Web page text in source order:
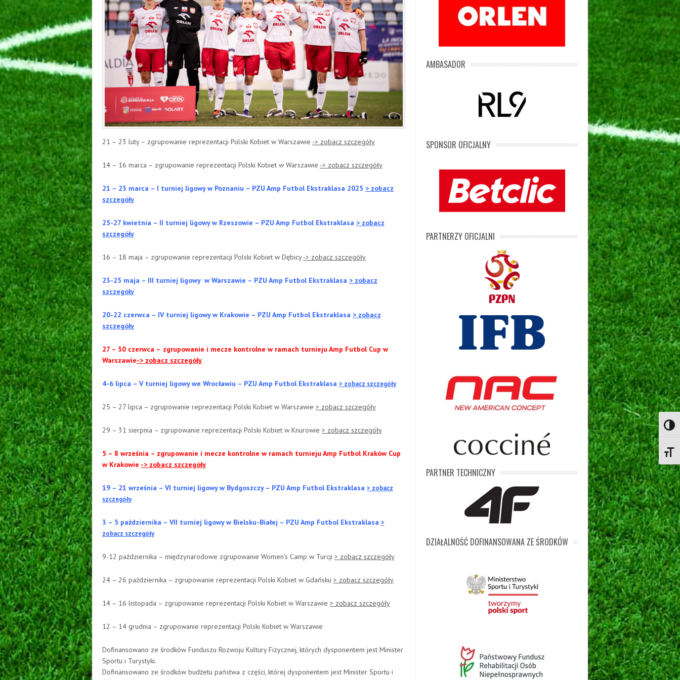
21 – 23 luty – zgrupowanie reprezentacji Polski Kobiet w Warszawie -> zobacz szczegóły
14 – 16 marca – zgrupowanie reprezentacji Polski Kobiet w Warszawie -> zobacz szczegóły
21 – 23 marca – I turniej ligowy w Poznaniu – PZU Amp Futbol Ekstraklasa 2025 > zobacz
szczegóły
25-27 kwietnia – II turniej ligowy w Rzeszowie – PZU Amp Futbol Ekstraklasa > zobacz
szczegóły
16 – 18 maja – zgrupowanie reprezentacji Polski Kobiet w Dębicy-> zobacz szczegóły
23-25 maja – III turniej ligowy w Warszawie – PZU Amp Futbol Ekstraklasa > zobacz
szczegóły
20-22 czerwca – IV turniej ligowy w Krakowie – PZU Amp Futbol Ekstraklasa > zobacz
szczegóły
27 – 30 czerwca – zgrupowanie i mecze kontrolne w ramach turnieju Amp Futbol Cup w
Warszawie-> zobacz szczegóły
4-6 lipca – V turniej ligowy we Wrocławiu – PZU Amp Futbol Ekstraklasa > zobacz szczegóły
25 – 27 lipca – zgrupowanie reprezentacji Polski Kobiet w Warszawie > zobacz szczegóły
29 – 31 sierpnia – zgrupowanie reprezentacji Polski Kobiet w Knurowie > zobacz szczegóły
5 – 8 września – zgrupowanie i mecze kontrolne w ramach turnieju Amp Futbol Kraków Cup
w Krakowie -> zobacz szczegóły
19 – 21 września – VI turniej ligowy w Bydgoszczy – PZU Amp Futbol Ekstraklasa > zobacz
szczegóły
3 – 5 października – VII turniej ligowy w Bielsku-Białej – PZU Amp Futbol Ekstraklasa >
zobacz szczegóły
9-12 października – międzynarodowe zgrupowanie Women’s Camp w Turcji > zobacz szczegóły
24 – 26 października – zgrupowanie reprezentacji Polski Kobiet w Gdańsku > zobacz szczegóły
14 – 16 listopada – zgrupowanie reprezentacji Polski Kobiet w Warszawie > zobacz szczegóły
12 – 14 grudnia – zgrupowanie reprezentacji Polski Kobiet w Warszawie
Dofinansowano ze środków Funduszu Rozwoju Kultury Fizycznej, których dysponentem jest Minister
Sportu i Turystyki.
Dofinansowano ze środków budżetu państwa z części, której dysponentem jest Minister Sportu i
AMBASADOR
SPONSOR OFICJALNY
PARTNERZY OFICJALNI
PARTNER TECHNICZNY
DZIAŁALNOŚĆ DOFINANSOWANA ZE ŚRODKÓW